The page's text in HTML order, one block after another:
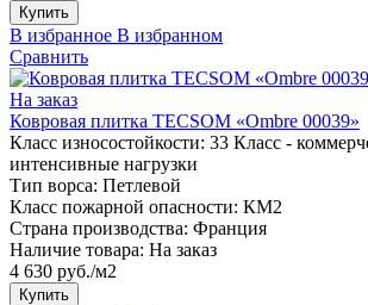
Купить
В избранное В избранном
Сравнить
На заказ
Ковровая плитка TECSOM «Ombre 00039»
Класс износостойкости: 33 Класс -
интенсивные нагрузки
Тип ворса: Петлевой
Класс пожарной опасности: КМ2
Страна производства: Франция
Наличие товара: На заказ
4 630 руб./м2
Купить